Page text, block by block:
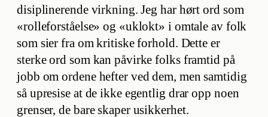
disiplinerende virkning. Jeg har hørt ord som
«rolleforståelse» og «uklokt» i omtale av folk
som sier fra om kritiske forhold. Dette er
sterke ord som kan påvirke folks framtid på
jobb om ordene hefter ved dem, men samtidig
så upresise at de ikke egentlig drar opp noen
grenser, de bare skaper usikkerhet.